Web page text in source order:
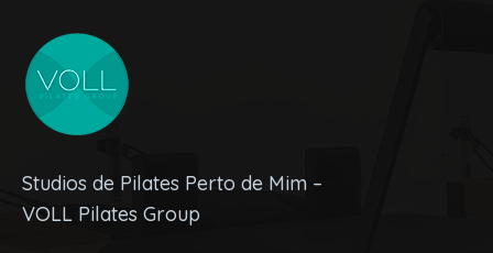
Studios de Pilates Perto de Mim –
VOLL Pilates Group